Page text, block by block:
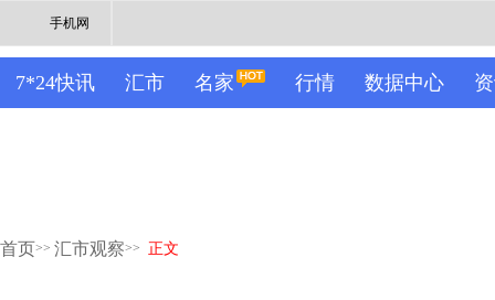
手机网
7*24快讯 汇市 名家 行情 数据中心
首页>> 汇市观察>> 正文